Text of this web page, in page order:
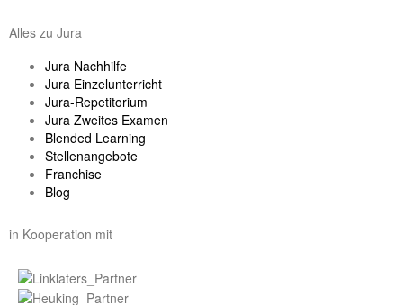
Alles zu Jura
Jura Nachhilfe
Jura Einzelunterricht
Jura-Repetitorium
Jura Zweites Examen
Blended Learning
Stellenangebote
Franchise
Blog
in Kooperation mit